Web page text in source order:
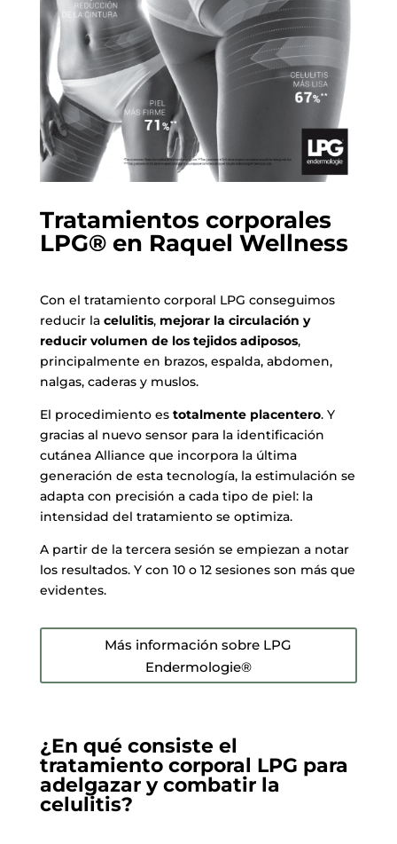
Tratamientos corporales
LPG® en Raquel Wellness
Con el tratamiento corporal LPG conseguimos
reducir la celulitis, mejorar la circulación y
reducir volumen de los tejidos adiposos,
principalmente en brazos, espalda, abdomen,
nalgas, caderas y muslos.
El procedimiento es totalmente placentero. Y
gracias al nuevo sensor para la identificación
cutánea Alliance que incorpora la última
generación de esta tecnología, la estimulación se
adapta con precisión a cada tipo de piel: la
intensidad del tratamiento se optimiza.
A partir de la tercera sesión se empiezan a notar
los resultados. Y con 10 o 12 sesiones son más que
evidentes.
Más información sobre LPG
Endermologie®
¿En qué consiste el
tratamiento corporal LPG para
adelgazar y combatir la
celulitis?